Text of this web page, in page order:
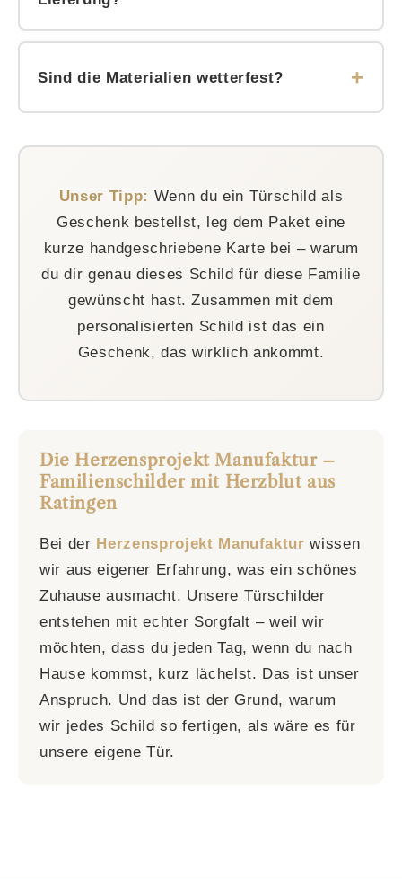
Da jedes Schild individuell gefertigt wird, planen
Produktseite – damit du weißt, wann dein Schild
bei dir eintrifft.
Sind die Materialien wetterfest?
witterungsbeständig und bestens für den
empfehlen wir je nach Modell einen geschützten
Standort – Details dazu findest du auf der
Produktseite.
Unser Tipp: Wenn du ein Türschild als
Geschenk bestellst, leg dem Paket eine
kurze handgeschriebene Karte bei – warum
du dir genau dieses Schild für diese Familie
gewünscht hast. Zusammen mit dem
personalisierten Schild ist das ein
Geschenk, das wirklich ankommt.
Die Herzensprojekt Manufaktur –
Familienschilder mit Herzblut aus
Ratingen
Bei der Herzensprojekt Manufaktur wissen
wir aus eigener Erfahrung, was ein schönes
Zuhause ausmacht. Unsere Türschilder
entstehen mit echter Sorgfalt – weil wir
möchten, dass du jeden Tag, wenn du nach
Hause kommst, kurz lächelst. Das ist unser
Anspruch. Und das ist der Grund, warum
wir jedes Schild so fertigen, als wäre es für
unsere eigene Tür.